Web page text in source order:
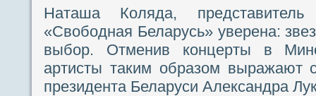
Наташа Коляда, представитель
«Свободная Беларусь» уверена:
выбор. Отменив концерты в
артисты таким образом выражают
президента Беларуси Александра